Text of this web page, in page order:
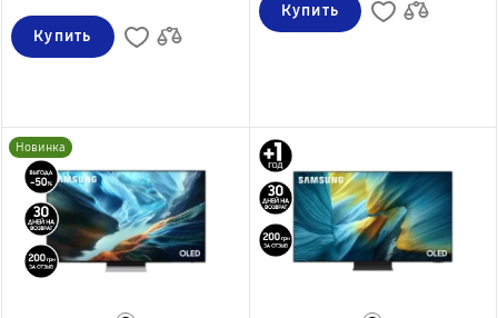
Купить
Купить
Новинка